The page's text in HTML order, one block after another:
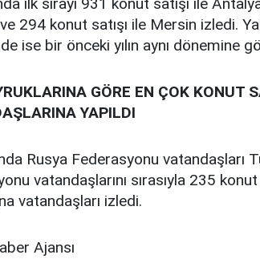
ilk sırayı 931 konut satışı ile
294 konut satışı ile Mersin izledi.
ise bir önceki yılın aynı dönemine
GÖRE EN ÇOK KONUT
YAPILDI
Rusya Federasyonu vatandaşları
vatandaşlarını sırasıyla 235
vatandaşları izledi.
Ajansı